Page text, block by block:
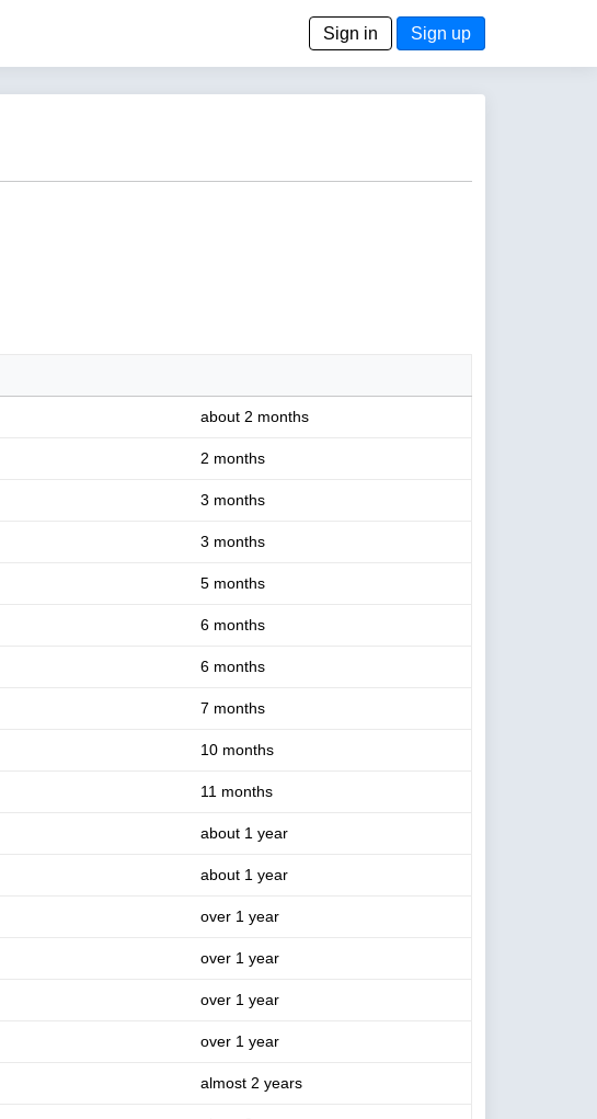
Sign in Sign up
about 2 months
2 months
3 months
3 months
5 months
6 months
6 months
7 months
10 months
11 months
about 1 year
about 1 year
over 1 year
over 1 year
over 1 year
over 1 year
almost 2 years